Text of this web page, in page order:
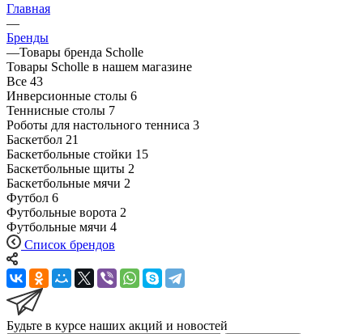
Главная
—
Бренды
—Товары бренда Scholle
Товары Scholle в нашем магазине
Все 43
Инверсионные столы 6
Теннисные столы 7
Роботы для настольного тенниса 3
Баскетбол 21
Баскетбольные стойки 15
Баскетбольные щиты 2
Баскетбольные мячи 2
Футбол 6
Футбольные ворота 2
Футбольные мячи 4
Список брендов
Будьте в курсе наших акций и новостей